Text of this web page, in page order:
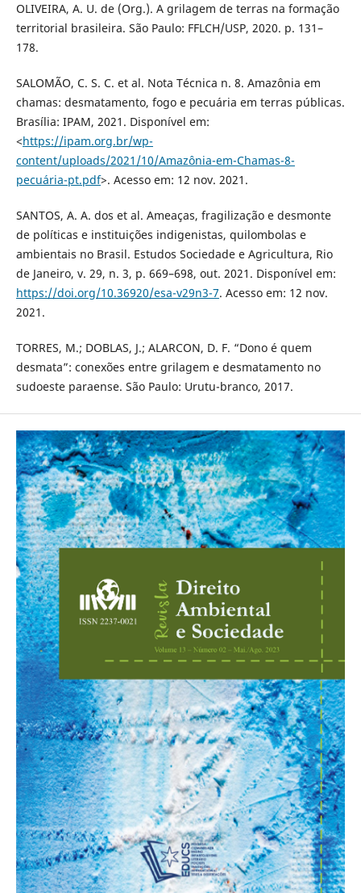
OLIVEIRA, A. U. de (Org.). A grilagem de terras na formação
territorial brasileira. São Paulo: FFLCH/USP, 2020. p. 131–
178.
SALOMÃO, C. S. C. et al. Nota Técnica n. 8. Amazônia em
chamas: desmatamento, fogo e pecuária em terras públicas.
Brasília: IPAM, 2021. Disponível em:
<https://ipam.org.br/wp-
content/uploads/2021/10/Amazônia-em-Chamas-8-
pecuária-pt.pdf>. Acesso em: 12 nov. 2021.
SANTOS, A. A. dos et al. Ameaças, fragilização e desmonte
de políticas e instituições indigenistas, quilombolas e
ambientais no Brasil. Estudos Sociedade e Agricultura, Rio
de Janeiro, v. 29, n. 3, p. 669–698, out. 2021. Disponível em:
https://doi.org/10.36920/esa-v29n3-7. Acesso em: 12 nov.
2021.
TORRES, M.; DOBLAS, J.; ALARCON, D. F. “Dono é quem
desmata”: conexões entre grilagem e desmatamento no
sudoeste paraense. São Paulo: Urutu-branco, 2017.